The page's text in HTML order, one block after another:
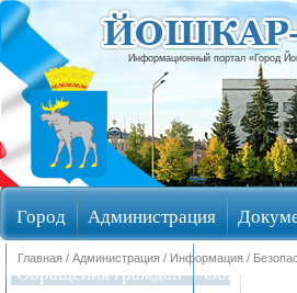
Информационный портал «Город
Город Администрация
Обращения граждан
Главная / Администрация / Информация /